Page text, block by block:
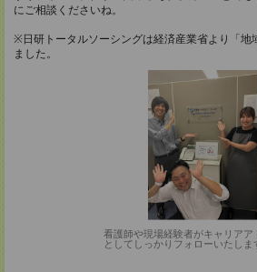
にご相談くださいね。
※日研トータルソーシングは経済産業省より「地
ました。
看護師や現場経験者がキャリアア
としてしっかりフォローいたしま